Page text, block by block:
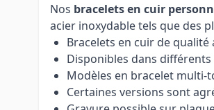
Nos bracelets en cuir
acier inoxydable tels que des
Bracelets en cuir de
Disponibles dans
Modèles en bracelet multi-
Certaines versions sont